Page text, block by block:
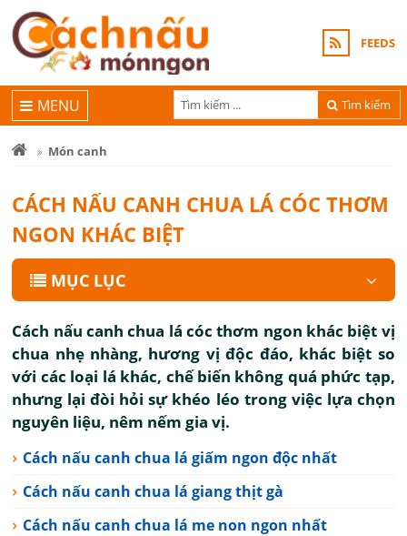
FEEDS
Tìm kiếm
MENU
Món canh
CÁCH NẤU CANH CHUA LÁ CÓC THƠM
NGON KHÁC BIỆT
MỤC LỤC
Cách nấu canh chua lá cóc thơm ngon khác biệt vị
chua nhẹ nhàng, hương vị độc đáo, khác biệt so
với các loại lá khác, chế biến không quá phức tạp,
nhưng lại đòi hỏi sự khéo léo trong việc lựa chọn
nguyên liệu, nêm nếm gia vị.
Cách nấu canh chua lá giấm ngon độc nhất
Cách nấu canh chua lá giang thịt gà
Cách nấu canh chua lá me non ngon nhất